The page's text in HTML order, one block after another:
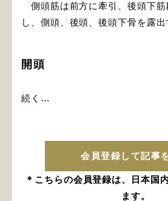
側頭筋は前方に牽引、後頭下筋
し、側頭、後頭、後頭下骨を露出
開頭
続く…
会員登録して記事
＊こちらの会員登録は、日本国
ます。